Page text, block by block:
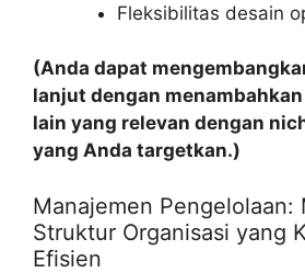
Fleksibilitas desain
(Anda dapat
lanjut dengan
lain yang relevan dengan
yang Anda targetkan.)
Manajemen Pengelolaan:
Struktur Organisasi yang
Efisien